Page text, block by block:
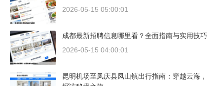
2026-05-15 05:00:01
成都最新招聘信息哪里看？全面指南与实用技巧
2026-05-15 04:00:01
昆明机场至凤庆县凤山镇出行指南：穿越云海，